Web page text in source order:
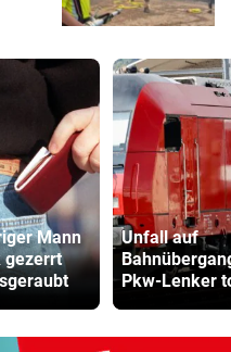
Mann
gezerrt
Unfall auf
Pkw-Lenker